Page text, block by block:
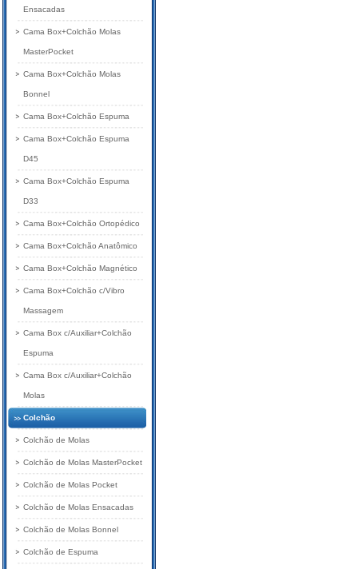
Ensacadas
Cama Box+Colchão Molas
MasterPocket
Cama Box+Colchão Molas
Bonnel
Cama Box+Colchão Espuma
Cama Box+Colchão Espuma
D45
Cama Box+Colchão Espuma
D33
Cama Box+Colchão Ortopédico
Cama Box+Colchão Anatômico
Cama Box+Colchão Magnético
Cama Box+Colchão c/Vibro
Massagem
Cama Box c/Auxiliar+Colchão
Espuma
Cama Box c/Auxiliar+Colchão
Molas
Colchão
Colchão de Molas
Colchão de Molas MasterPocket
Colchão de Molas Pocket
Colchão de Molas Ensacadas
Colchão de Molas Bonnel
Colchão de Espuma